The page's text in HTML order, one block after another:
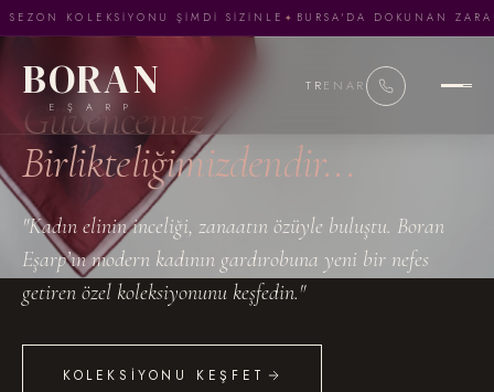
KOLEKSIYONU ŞIMDI SIZINLE BURSA'DA DOKUNAN
BORAN
E Ş A R P
TREN AR
Güvencemiz
Birlikteliğimizdendir...
"Kadın elinin inceliği, zanaatın özüyle buluştu. Boran
Eşarp’ın modern kadının gardırobuna yeni bir nefes
getiren özel koleksiyonunu keşfedin."
KOLEKSIYONU KEŞFET